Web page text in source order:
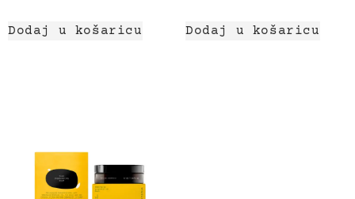
Dodaj u košaricu Dodaj u košaricu